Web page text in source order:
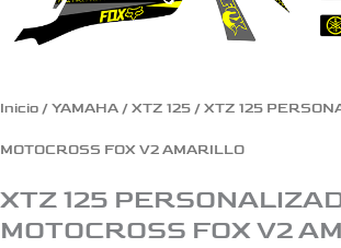
Inicio / YAMAHA / XTZ 125 / XTZ 125
MOTOCROSS FOX V2 AMARILLO
XTZ 125
MOTOCROSS FOX V2